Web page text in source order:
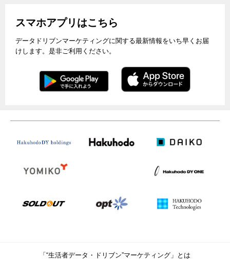
スマホアプリはこちら
データドリブンマーケティングに関する最新情報をいち早くお届
けします。是非ご利用ください。
「“生活者データ・ドリブン”マーケティング」とは